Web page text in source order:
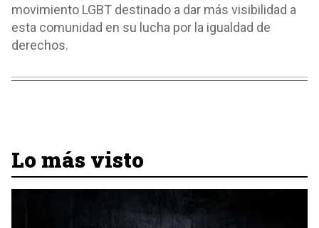
movimiento LGBT destinado a dar más visibilidad a
esta comunidad en su lucha por la igualdad de
derechos.
Lo más visto